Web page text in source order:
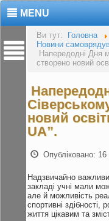
MENU
Ви тут: Головна
Новини
Напередодні Дня
створено новий
новий
UA”.
Опубліковано:
Надзвичайно
закладі учні мали
але й можливість
спортивні здібності,
життя цікавим та